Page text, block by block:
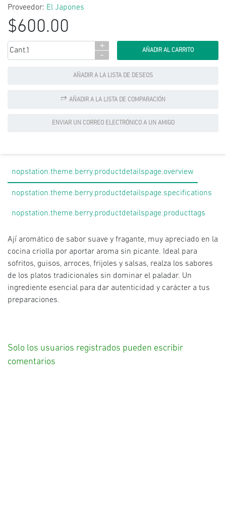
Proveedor: El Japones
$600.00
Cant.:
+
-
AÑADIR A LA LISTA DE DESEOS
AÑADIR A LA LISTA DE COMPARACIÓN
ENVIAR UN CORREO ELECTRÓNICO A UN AMIGO
nopstation.theme.berry.productdetailspage.overview
nopstation.theme.berry.productdetailspage.specifications
nopstation.theme.berry.productdetailspage.producttags
Ají aromático de sabor suave y fragante, muy apreciado en la
cocina criolla por aportar aroma sin picante. Ideal para
sofritos, guisos, arroces, frijoles y salsas, realza los sabores
de los platos tradicionales sin dominar el paladar. Un
ingrediente esencial para dar autenticidad y carácter a tus
preparaciones.
Solo los usuarios registrados pueden escribir
comentarios